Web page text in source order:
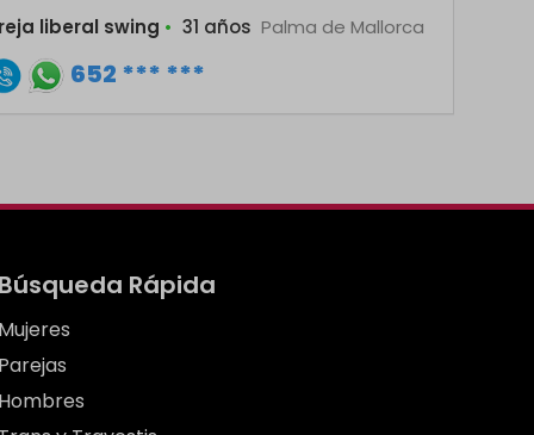
liberal swing • 31 años Palma de Mallorca
652 *** ***
Rápida